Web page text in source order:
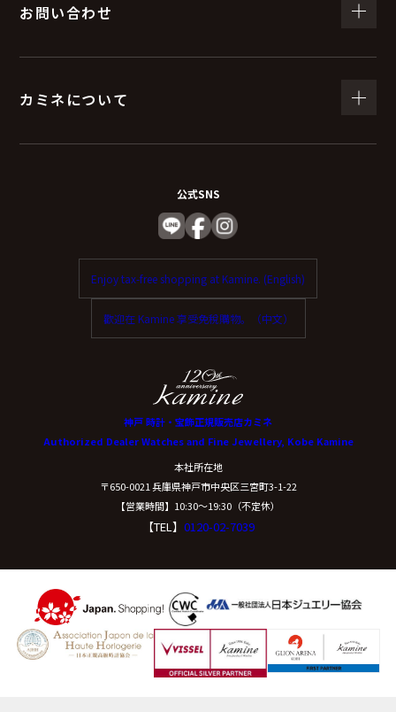
お問い合わせ
カミネについて
公式SNS
Enjoy tax-free shopping at Kamine. (English)
歡迎在 Kamine 享受免稅購物。（中文）
神戸 時計・宝飾正規販売店カミネ
Authorized Dealer Watches and Fine Jewellery, Kobe Kamine
本社所在地
〒650-0021 兵庫県神戸市中央区三宮町3-1-22
【営業時間】10:30〜19:30（不定休）
【TEL】 0120-02-7039